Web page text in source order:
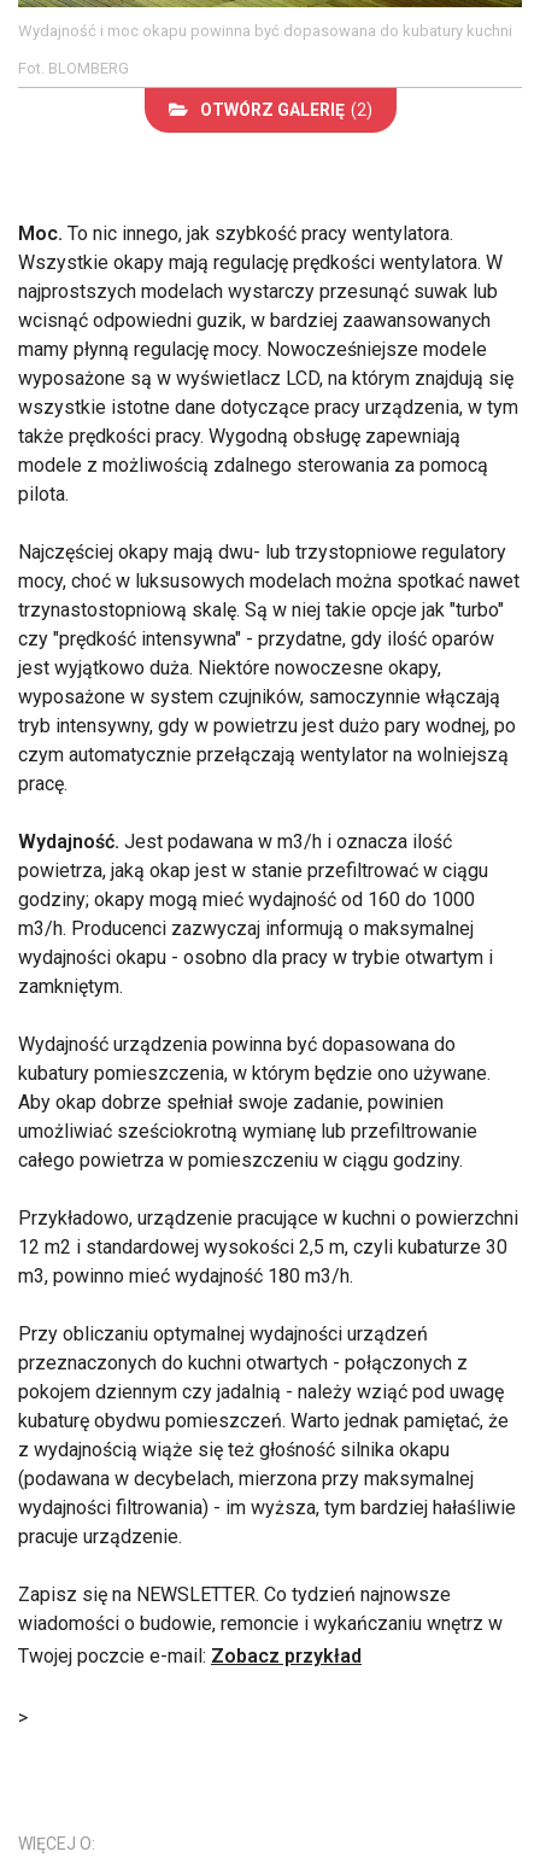
Wydajność i moc okapu powinna być dopasowana do kubatury kuchni
Fot. BLOMBERG
OTWÓRZ GALERIĘ (2)
Moc. To nic innego, jak szybkość pracy wentylatora.
Wszystkie okapy mają regulację prędkości wentylatora. W
najprostszych modelach wystarczy przesunąć suwak lub
wcisnąć odpowiedni guzik, w bardziej zaawansowanych
mamy płynną regulację mocy. Nowocześniejsze modele
wyposażone są w wyświetlacz LCD, na którym znajdują się
wszystkie istotne dane dotyczące pracy urządzenia, w tym
także prędkości pracy. Wygodną obsługę zapewniają
modele z możliwością zdalnego sterowania za pomocą
pilota.
Najczęściej okapy mają dwu- lub trzystopniowe regulatory
mocy, choć w luksusowych modelach można spotkać nawet
trzynastostopniową skalę. Są w niej takie opcje jak "turbo"
czy "prędkość intensywna" - przydatne, gdy ilość oparów
jest wyjątkowo duża. Niektóre nowoczesne okapy,
wyposażone w system czujników, samoczynnie włączają
tryb intensywny, gdy w powietrzu jest dużo pary wodnej, po
czym automatycznie przełączają wentylator na wolniejszą
pracę.
Wydajność. Jest podawana w m3/h i oznacza ilość
powietrza, jaką okap jest w stanie przefiltrować w ciągu
godziny; okapy mogą mieć wydajność od 160 do 1000
m3/h. Producenci zazwyczaj informują o maksymalnej
wydajności okapu - osobno dla pracy w trybie otwartym i
zamkniętym.
Wydajność urządzenia powinna być dopasowana do
kubatury pomieszczenia, w którym będzie ono używane.
Aby okap dobrze spełniał swoje zadanie, powinien
umożliwiać sześciokrotną wymianę lub przefiltrowanie
całego powietrza w pomieszczeniu w ciągu godziny.
Przykładowo, urządzenie pracujące w kuchni o powierzchni
12 m2 i standardowej wysokości 2,5 m, czyli kubaturze 30
m3, powinno mieć wydajność 180 m3/h.
Przy obliczaniu optymalnej wydajności urządzeń
przeznaczonych do kuchni otwartych - połączonych z
pokojem dziennym czy jadalnią - należy wziąć pod uwagę
kubaturę obydwu pomieszczeń. Warto jednak pamiętać, że
z wydajnością wiąże się też głośność silnika okapu
(podawana w decybelach, mierzona przy maksymalnej
wydajności filtrowania) - im wyższa, tym bardziej hałaśliwie
pracuje urządzenie.
Zapisz się na NEWSLETTER. Co tydzień najnowsze
wiadomości o budowie, remoncie i wykańczaniu wnętrz w
Twojej poczcie e-mail: Zobacz przykład
>
WIĘCEJ O: